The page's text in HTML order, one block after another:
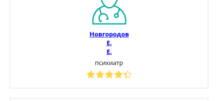
Новгородов
Е.
Е.
психиатр